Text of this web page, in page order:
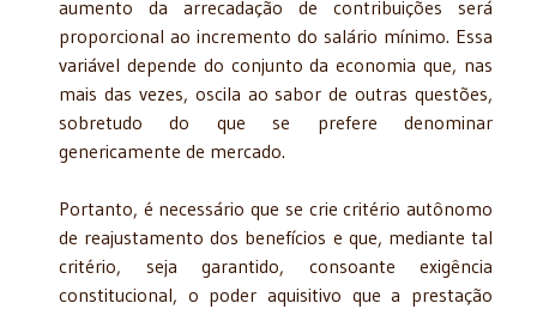
aumento da arrecadação de contribuições será
proporcional ao incremento do salário mínimo. Essa
variável depende do conjunto da economia que, nas
mais das vezes, oscila ao sabor de outras questões,
sobretudo do que se prefere denominar
genericamente de mercado.
Portanto, é necessário que se crie critério autônomo
de reajustamento dos benefícios e que, mediante tal
critério, seja garantido, consoante exigência
constitucional, o poder aquisitivo que a prestação